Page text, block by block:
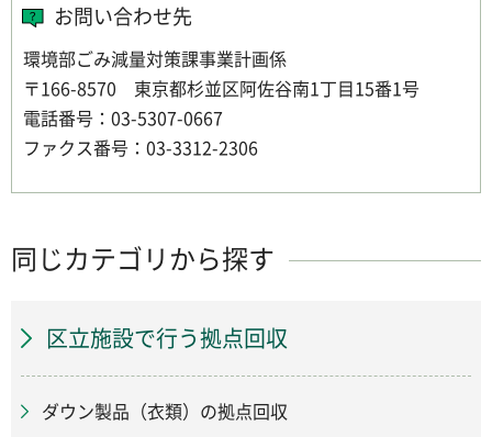
お問い合わせ先
環境部ごみ減量対策課事業計画係
〒166-8570 東京都杉並区阿佐谷南1丁目15番1号
電話番号：03-5307-0667
ファクス番号：03-3312-2306
同じカテゴリから探す
区立施設で行う拠点回収
ダウン製品（衣類）の拠点回収